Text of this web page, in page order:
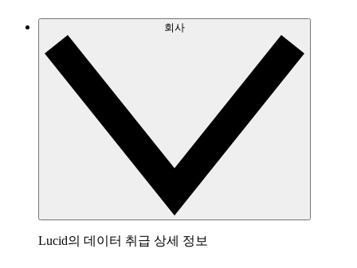
회사
Lucid의 데이터 취급 상세 정보